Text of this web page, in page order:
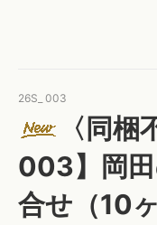
26S_ 003
〈同梱
003】岡
合せ（10ヶ